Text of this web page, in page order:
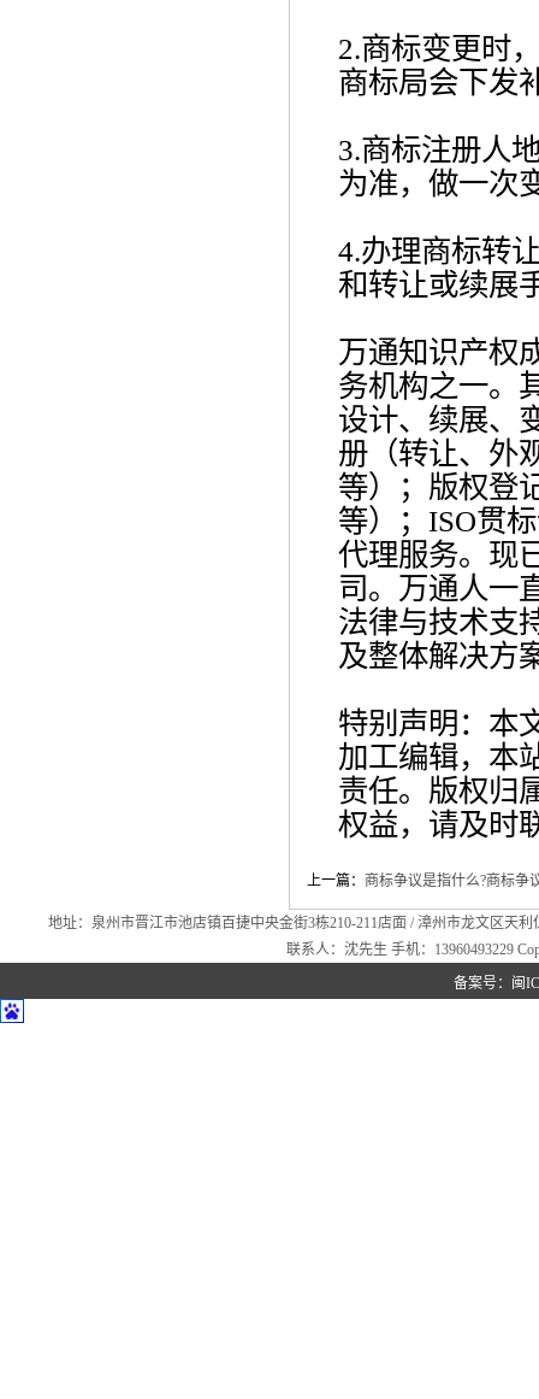
2.商标变更时
商标局会下发
3.商标注册人
为准，做一次
4.办理商标转
和转让或续展
万通知识产权
务机构之一。
设计、续展、
册（转让、外
等）；版权登
等）；ISO贯
代理服务。现
司。万通人一
法律与技术支
及整体解决方
特别声明：本
加工编辑，本
责任。版权归
权益，请及时
上一篇： 商标争议是指什么?商标争
地址：泉州市晋江市池店镇百捷中央金街3栋210-211店面 / 漳州市龙文区天利
联系人：沈先生 手机：13960493229
备案号： 闽